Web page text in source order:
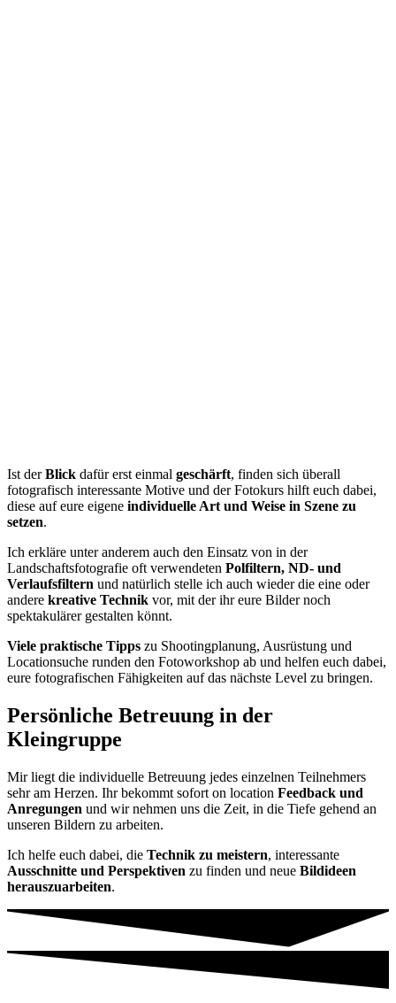
Ist derBlick dafür erst einmal geschärft, finden sich überall
fotografisch interessante Motive und der Fotokurs hilft euch dabei,
diese auf eure eigene individuelle Art und Weise in Szene zu
setzen.
Ich erkläre unter anderem auch den Einsatz von in der
Landschaftsfotografie oft verwendeten Polfiltern, ND- und
Verlaufsfiltern und natürlich stelle ich auch wieder die eine oder
andere kreative Technik vor, mit der ihr eure Bilder noch
spektakulärer gestalten könnt.
Viele praktische Tipps zu Shootingplanung, Ausrüstung und
Locationsuche runden den Fotoworkshop ab und helfen euch dabei,
eure fotografischen Fähigkeiten auf das nächste Level zu bringen.
Persönliche Betreuung in der
Kleingruppe
Mir liegt die individuelle Betreuung jedes einzelnen Teilnehmers
sehr am Herzen. Ihr bekommt sofort on location Feedback und
Anregungen und wir nehmen uns die Zeit, in die Tiefe gehend an
unseren Bildern zu arbeiten.
Ich helfe euch dabei, die Technik zu meistern, interessante
Ausschnitte und Perspektiven zu finden und neue Bildideen
herauszuarbeiten.